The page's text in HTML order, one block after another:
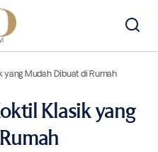
yang Mudah Dibuat di Rumah
Klasik yang